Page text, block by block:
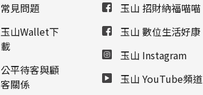
常見問題
玉山Wallet下
載
公平待客與顧
客關係
玉山 招財納福喵喵
玉山 數位生活好康
玉山 Instagram
玉山 YouTube頻道